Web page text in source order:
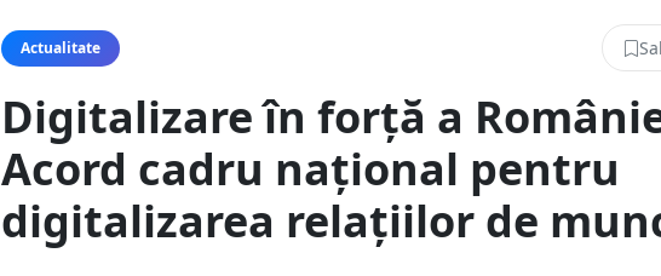
Actualitate
Digitalizare în forță a
Acord cadru național pentru
digitalizarea relațiilor de